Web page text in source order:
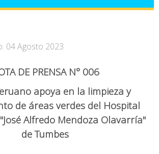
04 Agosto 2023
DE PRENSA N° 006
apoya en la limpieza y
de áreas verdes del Hospital
Alfredo Mendoza Olavarría"
de Tumbes